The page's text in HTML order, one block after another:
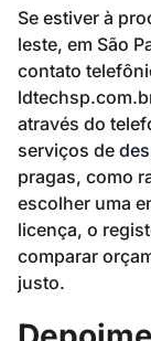
Se estiver à
leste, em São
contato
através do
serviços de
pragas, como
escolher uma
licença, o
comparar
justo.